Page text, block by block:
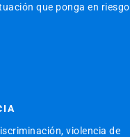
que ponga en
violencia de